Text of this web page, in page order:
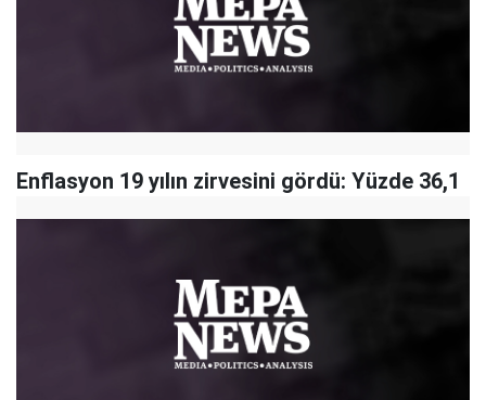
Enflasyon 19 yılın zirvesini gördü: Yüzde 36,1